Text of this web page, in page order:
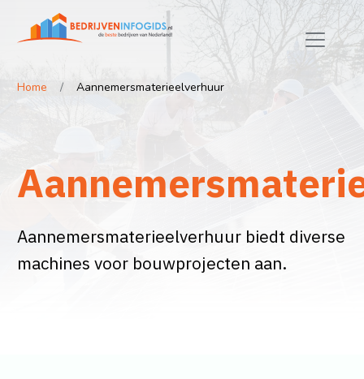
Home Aannemersmaterieelverhuur
Aannemersmaterieelverhuur biedt diverse
machines voor bouwprojecten aan.